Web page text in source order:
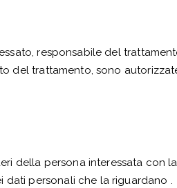
responsabile del
del trattamento, sono
della persona interessata con
dati personali che la riguardano .